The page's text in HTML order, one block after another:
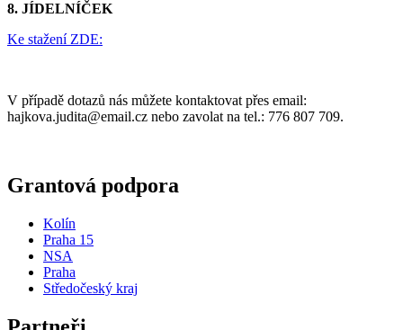
8. JÍDELNÍČEK
Ke stažení ZDE:
V případě dotazů nás můžete kontaktovat přes email:
hajkova.judita@email.cz nebo zavolat na tel.: 776 807 709.
Grantová podpora
Kolín
Praha 15
NSA
Praha
Středočeský kraj